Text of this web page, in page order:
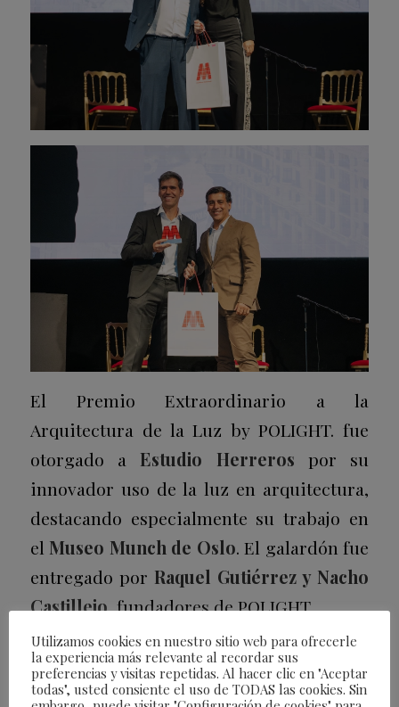
El Premio Extraordinario a la
Arquitectura de la Luz byPOLIGHT. fue
otorgado a Estudio Herreros por su
innovador uso de la luz en arquitectura,
destacando especialmente su trabajo en
el Museo Munch de Oslo. El galardón fue
entregado por Raquel Gutiérrez y Nacho
Castillejo, fundadores de POLIGHT..
Utilizamos cookies en nuestro sitio web para ofrecerle
la experiencia más relevante al recordar sus
preferencias y visitas repetidas. Al hacer clic en "Aceptar
todas", usted consiente el uso de TODAS las cookies. Sin